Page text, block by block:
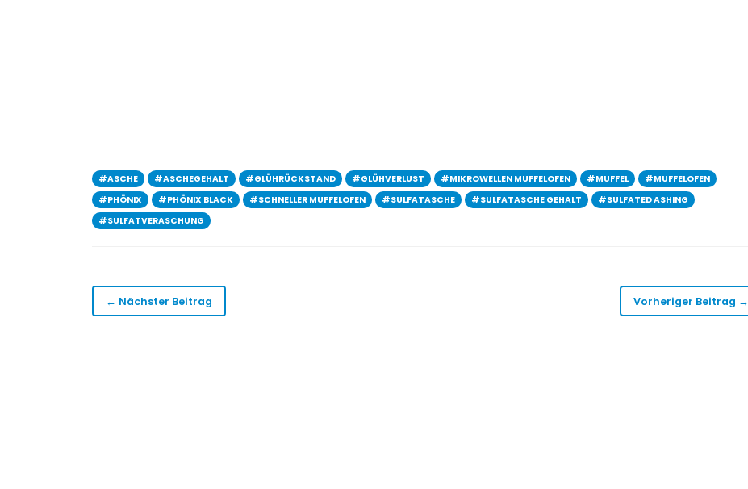
#ASCHE #ASCHEGEHALT #GLÜHRÜCKSTAND #GLÜHVERLUST #MIKROWELLEN MUFFELOFEN #MUFFEL
#MUFFELOFEN
#PHÖNIX
#PHÖNIX BLACK #SCHNELLER MUFFELOFEN #SULFATASCHE #SULFATASCHE GEHALT
#SULFATED ASHING
#SULFATVERASCHUNG
← Nächster Beitrag Vorheriger Beitrag →